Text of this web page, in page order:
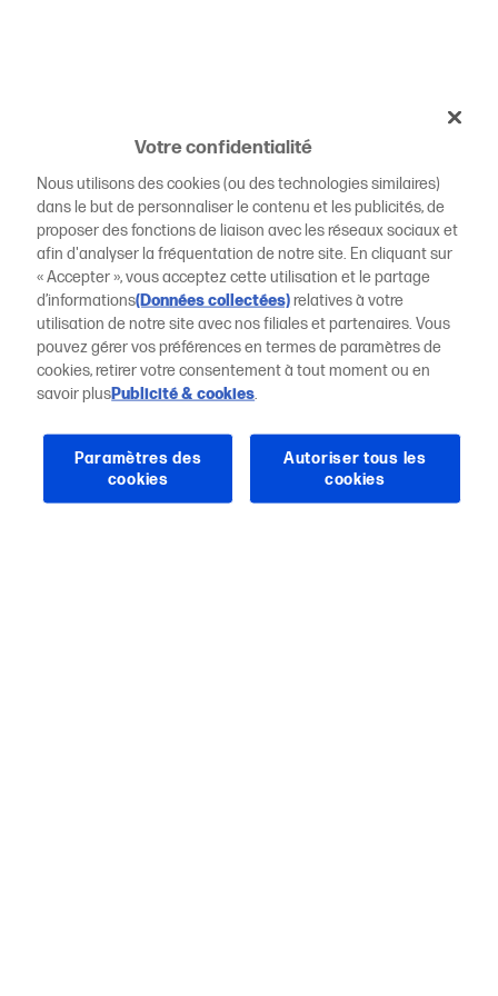
Votre confidentialité
Nous utilisons des cookies (ou des technologies similaires)
dans le but de personnaliser le contenu et les publicités, de
proposer des fonctions de liaison avec les réseaux sociaux et
afin d'analyser la fréquentation de notre site. En cliquant sur
« Accepter », vous acceptez cette utilisation et le partage
d’informations(Données collectées)relatives à votre
utilisation de notre site avec nos filiales et partenaires. Vous
pouvez gérer vos préférences en termes de paramètres de
cookies, retirer votre consentement à tout moment ou en
savoir plusPublicité & cookies.
Paramètres des
cookies
Autoriser tous les
cookies